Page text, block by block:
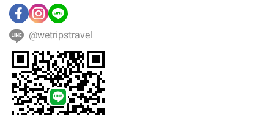
@wetripstravel